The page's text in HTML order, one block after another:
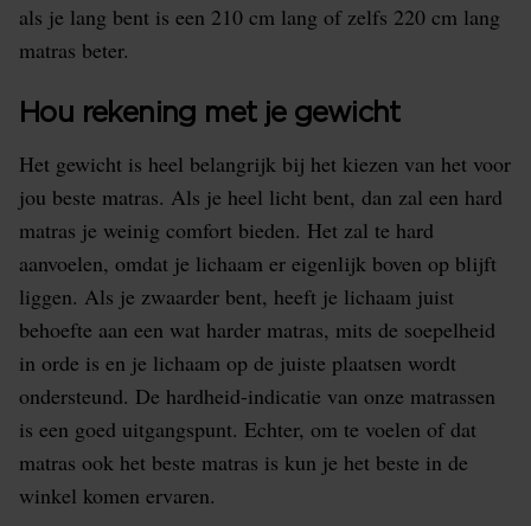
als je lang bent is een 210 cm lang of zelfs 220 cm lang
matras beter.
Hou rekening met je gewicht
Het gewicht is heel belangrijk bij het kiezen van het voor
jou beste matras. Als je heel licht bent, dan zal een hard
matras je weinig comfort bieden. Het zal te hard
aanvoelen, omdat je lichaam er eigenlijk boven op blijft
liggen. Als je zwaarder bent, heeft je lichaam juist
behoefte aan een wat harder matras, mits de soepelheid
in orde is en je lichaam op de juiste plaatsen wordt
ondersteund. De hardheid-indicatie van onze matrassen
is een goed uitgangspunt. Echter, om te voelen of dat
matras ook het beste matras is kun je het beste in de
winkel komen ervaren.